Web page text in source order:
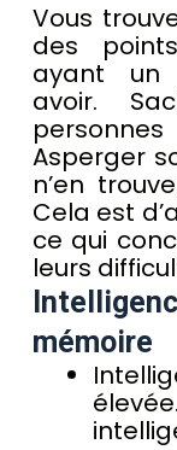
Vous
des
ayant un
avoir.
Asperger
n’en
Cela est
ce qui
leurs
mémoire